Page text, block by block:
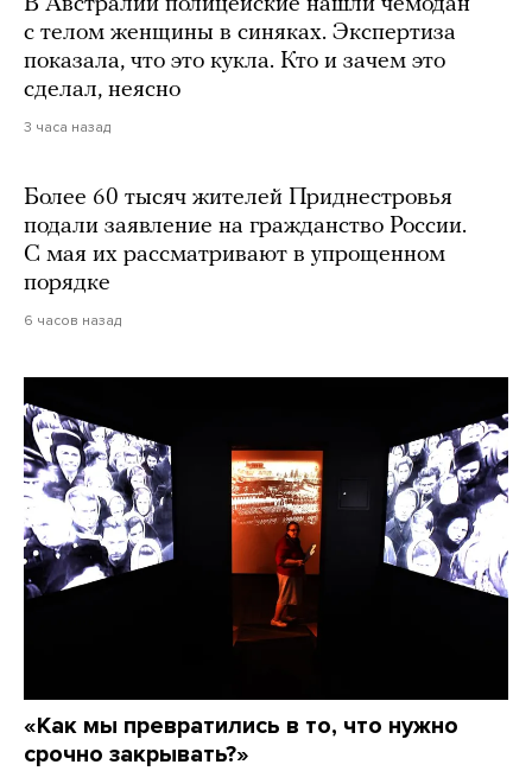
В Австралии полицейские нашли чемодан
с телом женщины в синяках. Экспертиза
показала, что это кукла. Кто и зачем это
сделал, неясно
3 часа назад
Более 60 тысяч жителей Приднестровья
подали заявление на гражданство России.
С мая их рассматривают в упрощенном
порядке
6 часов назад
«Как мы превратились в то, что нужно
срочно закрывать?»